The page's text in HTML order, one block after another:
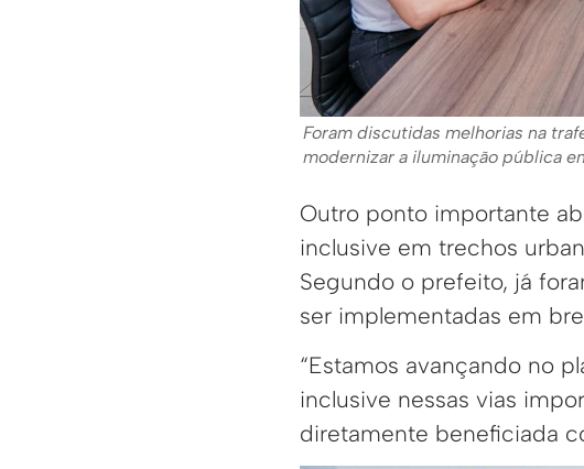
Foram discutidas melhorias na
modernizar a iluminação pública
Outro ponto importante
inclusive em trechos
Segundo o prefeito, já
ser implementadas em
“Estamos avançando no
inclusive nessas vias
diretamente beneficiada